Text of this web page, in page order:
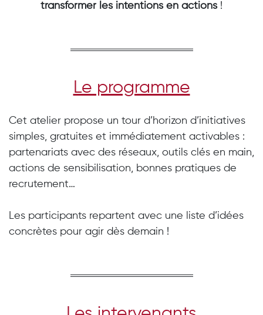
transformer les intentions en actions!
Le programme
Cet atelier propose un tour d’horizon d’initiatives
simples, gratuites et immédiatement activables :
partenariats avec des réseaux, outils clés en main,
actions de sensibilisation, bonnes pratiques de
recrutement…
Les participants repartent avec une liste d’idées
concrètes pour agir dès demain !